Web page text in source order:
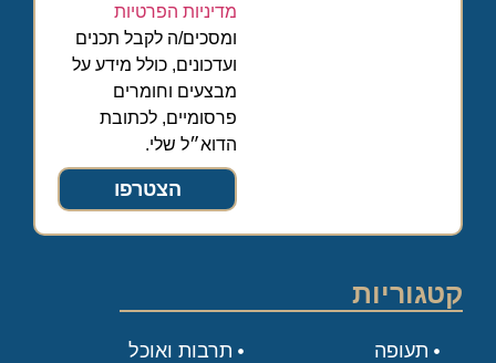
מדיניות הפרטיות
ומסכים/ה לקבל תכנים
ועדכונים, כולל מידע על
מבצעים וחומרים
פרסומיים, לכתובת
הדוא״ל שלי.
הצטרפו
קטגוריות
תעופה
תרבות ואוכל